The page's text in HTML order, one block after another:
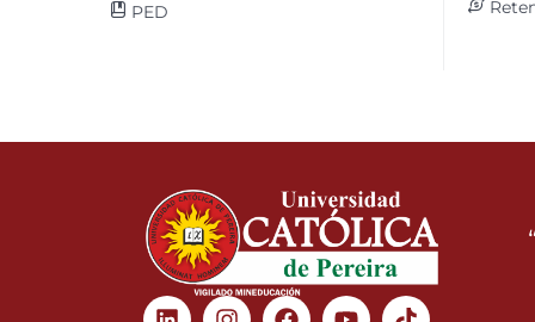
PED
LinkedinInstagram
Facebook
Youtube